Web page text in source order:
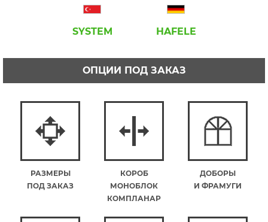
SYSTEM HAFELE
ОПЦИИ ПОД ЗАКАЗ
РАЗМЕРЫ
ПОД ЗАКАЗ
КОРОБ
МОНОБЛОК
КОМПЛАНАР
ДОБОРЫ
И ФРАМУГИ